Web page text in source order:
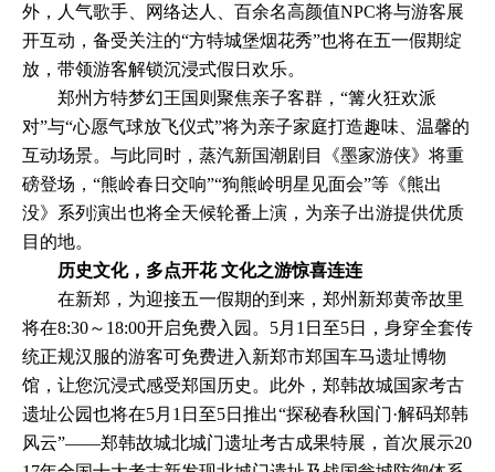
外，人气歌手、网络达人、百余名高颜值NPC将与游客展
开互动，备受关注的“方特城堡烟花秀”也将在五一假期绽
放，带领游客解锁沉浸式假日欢乐。
郑州方特梦幻王国则聚焦亲子客群，“篝火狂欢派
对”与“心愿气球放飞仪式”将为亲子家庭打造趣味、温馨的
互动场景。与此同时，蒸汽新国潮剧目《墨家游侠》将重
磅登场，“熊岭春日交响”“狗熊岭明星见面会”等《熊出
没》系列演出也将全天候轮番上演，为亲子出游提供优质
目的地。
历史文化，多点开花 文化之游惊喜连连
在新郑，为迎接五一假期的到来，郑州新郑黄帝故里
将在8:30～18:00开启免费入园。5月1日至5日，身穿全套传
统正规汉服的游客可免费进入新郑市郑国车马遗址博物
馆，让您沉浸式感受郑国历史。此外，郑韩故城国家考古
遗址公园也将在5月1日至5日推出“探秘春秋国门·解码郑韩
风云”——郑韩故城北城门遗址考古成果特展，首次展示20